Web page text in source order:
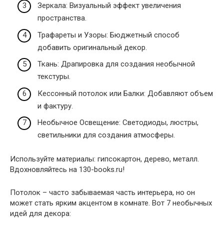
Зеркала: Визуальный эффект увеличения
пространства.
Трафареты и Узоры: Бюджетный способ
добавить оригинальный декор.
Ткань: Драпировка для создания необычной
текстуры.
Кессонный потолок или Балки: Добавляют объем
и фактуру.
Необычное Освещение: Светодиоды, люстры,
светильники для создания атмосферы.
Используйте материалы: гипсокартон, дерево, металл.
Вдохновляйтесь на 130-books.ru!
Потолок – часто забываемая часть интерьера, но он
может стать ярким акцентом в комнате. Вот 7 необычных
идей для декора: